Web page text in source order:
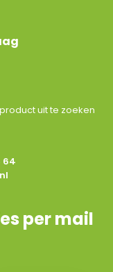
uit te zoeken
64
per mail